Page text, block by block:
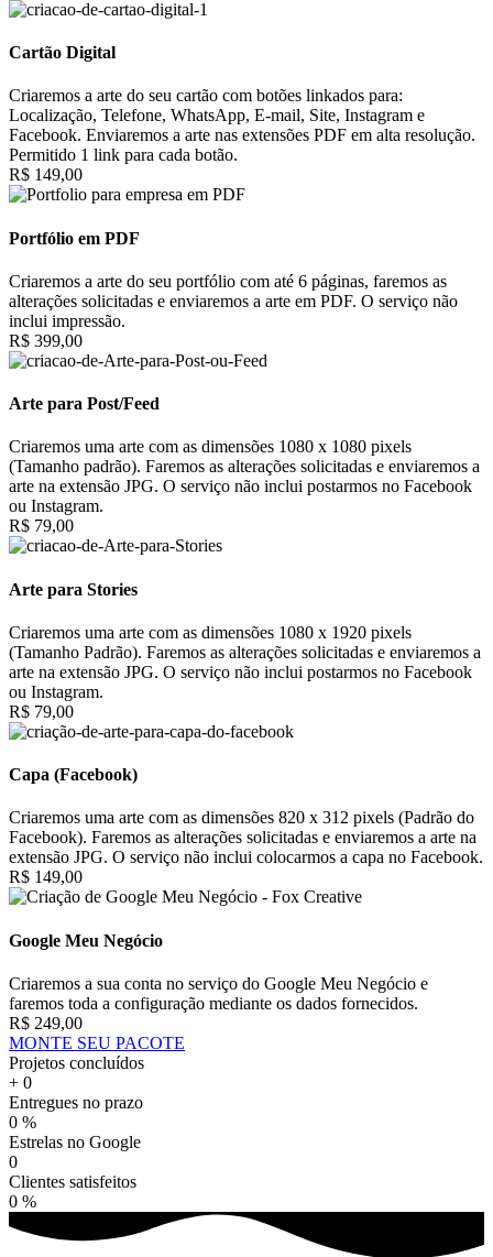
Cartão Digital
Criaremos a arte do seu cartão com botões linkados para:
Localização, Telefone, WhatsApp, E-mail, Site, Instagram e
Facebook. Enviaremos a arte nas extensões PDF em alta resolução.
Permitido 1 link para cada botão.
R$ 149,00
Portfólio em PDF
Criaremos a arte do seu portfólio com até 6 páginas, faremos as
alterações solicitadas e enviaremos a arte em PDF. O serviço não
inclui impressão.
R$ 399,00
Arte para Post/Feed
Criaremos uma arte com as dimensões 1080 x 1080 pixels
(Tamanho padrão). Faremos as alterações solicitadas e enviaremos a
arte na extensão JPG. O serviço não inclui postarmos no Facebook
ou Instagram.
R$ 79,00
Arte para Stories
Criaremos uma arte com as dimensões 1080 x 1920 pixels
(Tamanho Padrão). Faremos as alterações solicitadas e enviaremos a
arte na extensão JPG. O serviço não inclui postarmos no Facebook
ou Instagram.
R$ 79,00
Capa (Facebook)
Criaremos uma arte com as dimensões 820 x 312 pixels (Padrão do
Facebook). Faremos as alterações solicitadas e enviaremos a arte na
extensão JPG. O serviço não inclui colocarmos a capa no Facebook.
R$ 149,00
Google Meu Negócio
Criaremos a sua conta no serviço do Google Meu Negócio e
faremos toda a configuração mediante os dados fornecidos.
R$ 249,00
MONTE SEU PACOTE
Projetos concluídos
+ 0
Entregues no prazo
0 %
Estrelas no Google
0
Clientes satisfeitos
0 %